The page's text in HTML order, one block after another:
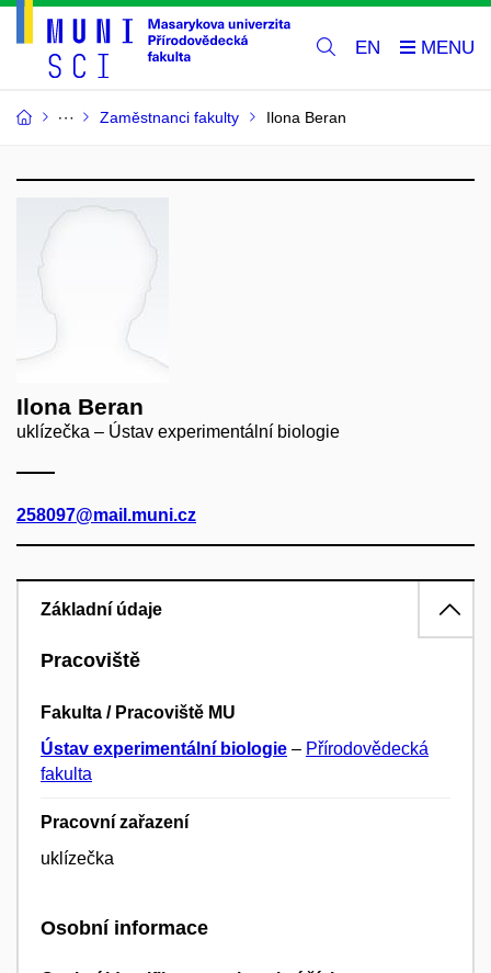
EN
Zaměstnanci fakulty Ilona Beran
Ilona Beran
uklízečka – Ústav experimentální biologie
258097@mail.muni.cz
Základní údaje
Pracoviště
Fakulta / Pracoviště MU
Ústav experimentální biologie – Přírodovědecká
fakulta
Pracovní zařazení
uklízečka
Osobní informace